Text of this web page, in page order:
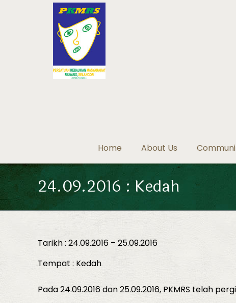
Home About Us
24.09.2016 : Kedah
Tarikh : 24.09.2016 – 25.09.2016
Tempat : Kedah
Pada 24.09.2016 dan 25.09.2016, PKMRS telah